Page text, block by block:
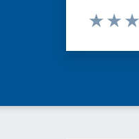
Valuta da 1